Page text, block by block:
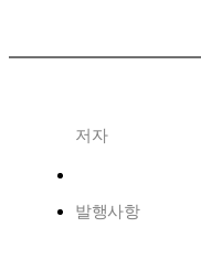
저자
발행사항